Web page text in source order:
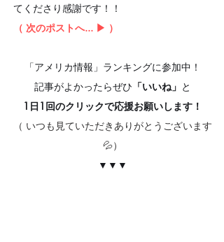
てくださり感謝です！！
（ 次のポストへ... ▶︎ ）
「アメリカ情報」ランキングに参加中！
記事がよかったらぜひ 「いいね」 と
1日1回のクリックで応援お願いします！
（ いつも見ていただきありがとうございます
💦）
▼▼▼